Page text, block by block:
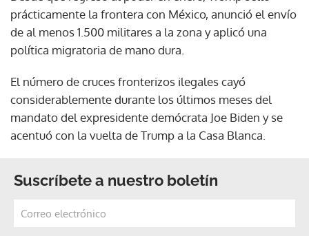
prácticamente la frontera con México, anunció el envío
de al menos 1.500 militares a la zona y aplicó una
política migratoria de mano dura.
El número de cruces fronterizos ilegales cayó
considerablemente durante los últimos meses del
mandato del expresidente demócrata Joe Biden y se
acentuó con la vuelta de Trump a la Casa Blanca.
Suscríbete a nuestro boletín